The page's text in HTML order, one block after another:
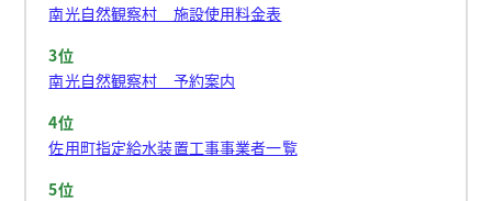
南光自然観察村 施設使用料金表
3位
南光自然観察村 予約案内
4位
佐用町指定給水装置工事事業者一覧
5位